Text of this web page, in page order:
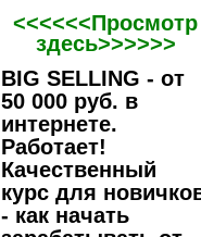
<<<<<<Просмотр
здесь>>>>>>
BIG SELLING - от
50 000 руб. в
интернете.
Работает!
Качественный
курс для
- как начать